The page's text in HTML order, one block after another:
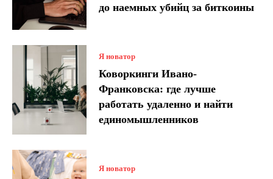
до наемных убийц за биткоины
Я новатор
Коворкинги Ивано-
Франковска: где лучше
работать удаленно и найти
единомышленников
Я новатор